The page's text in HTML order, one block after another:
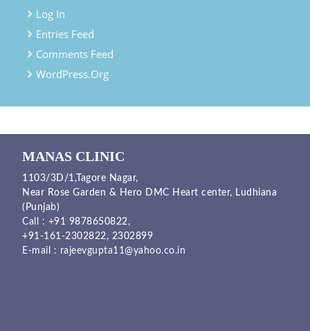
Log In
Entries Feed
Comments Feed
WordPress.org
MANAS CLINIC
1103/3D/1,Tagore Nagar,
Near Rose Garden & Hero DMC Heart center, Ludhiana
(Punjab)
Call : +91 9878650822 ,
+91-161-2302822 , 2302899
E-mail : rajeevgupta11@yahoo.co.in